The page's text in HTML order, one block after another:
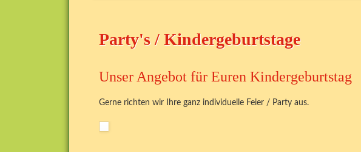
Party's / Kindergeburtstage
Unser Angebot für Euren Kindergeburtstag
Gerne richten wir Ihre ganz individuelle Feier / Party aus.